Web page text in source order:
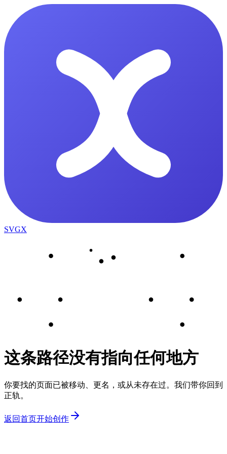
SVGX
这条路径没有指向任何地方
你要找的页面已被移动、更名，或从未存在过。我们带你回到
正轨。
返回首页开始创作